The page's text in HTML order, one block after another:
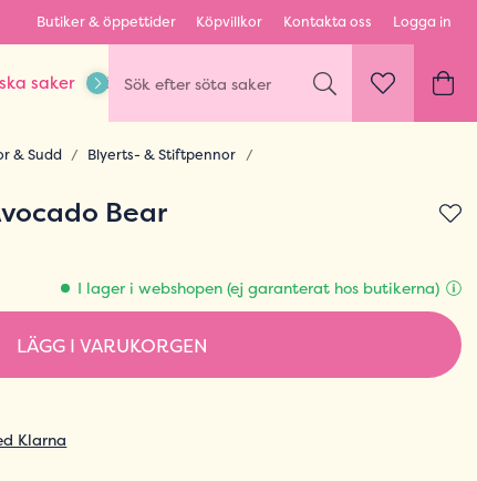
Butiker & öppettider Köpvillkor Kontakta oss Logga in
saker Kläder & Outfits Karaktärer & fandom
& Sudd
Blyerts- & Stiftpennor
Bear
I lager i webshopen (ej garanterat hos butikerna)
LÄGG I VARUKORGEN
Klarna